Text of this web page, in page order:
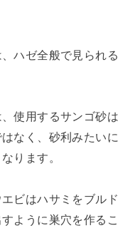
ハゼ全般で見られる
使用するサンゴ砂は
なく、砂利みたいに
ります。
ビはハサミをブルド
ように巣穴を作るこ